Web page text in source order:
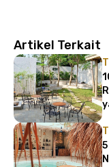
Artikel Terkait